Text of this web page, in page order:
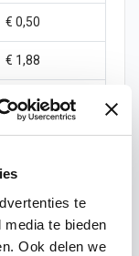
te
te bieden
Ook delen we
€ 0,50
€ 1,88
€ 5,00
€ 12,50
€ 37,50
€ 250,00